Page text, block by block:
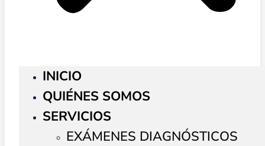
INICIO
QUIÉNES SOMOS
SERVICIOS
EXÁMENES DIAGNÓSTICOS